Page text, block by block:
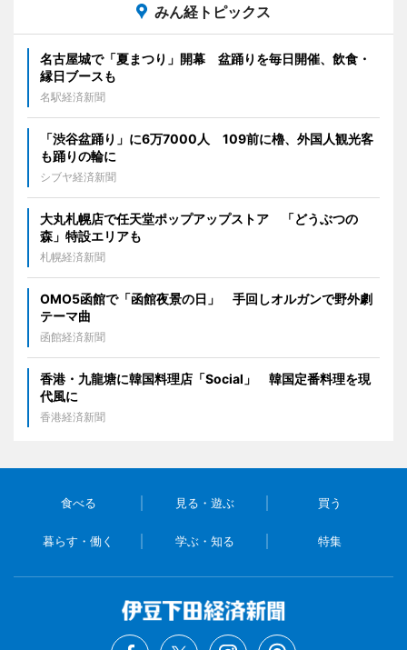
みん経トピックス
名古屋城で「夏まつり」開幕 盆踊りを毎日開催、飲食・
縁日ブースも
名駅経済新聞
「渋谷盆踊り」に6万7000人 109前に櫓、外国人観光客
も踊りの輪に
シブヤ経済新聞
大丸札幌店で任天堂ポップアップストア 「どうぶつの
森」特設エリアも
札幌経済新聞
OMO5函館で「函館夜景の日」 手回しオルガンで野外劇
テーマ曲
函館経済新聞
香港・九龍塘に韓国料理店「Social」 韓国定番料理を現
代風に
香港経済新聞
食べる 見る・遊ぶ 買う
暮らす・働く 学ぶ・知る 特集